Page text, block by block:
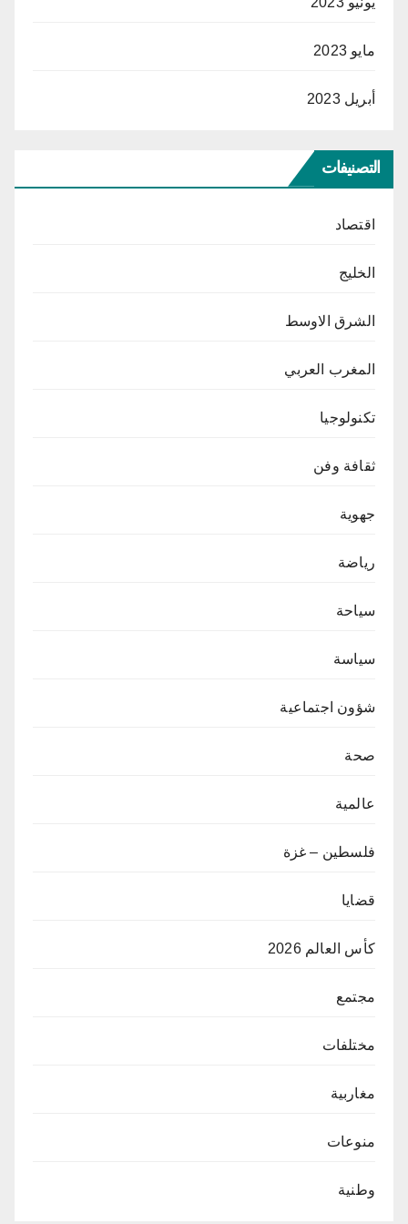
مايو 2023
أبريل 2023
التصنيفات
اقتصاد
الخليج
الشرق الاوسط
المغرب العربي
تكنولوجيا
ثقافة وفن
جهوية
رياضة
سياحة
سياسة
شؤون اجتماعية
صحة
عالمية
فلسطين – غزة
قضايا
كأس العالم 2026
مجتمع
مختلفات
مغاربية
منوعات
وطنية